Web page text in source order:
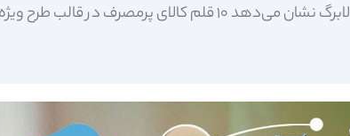
فهرست اقلام مشمول کالابرگ نشان می‌دهد ۱۰ قلم کالای